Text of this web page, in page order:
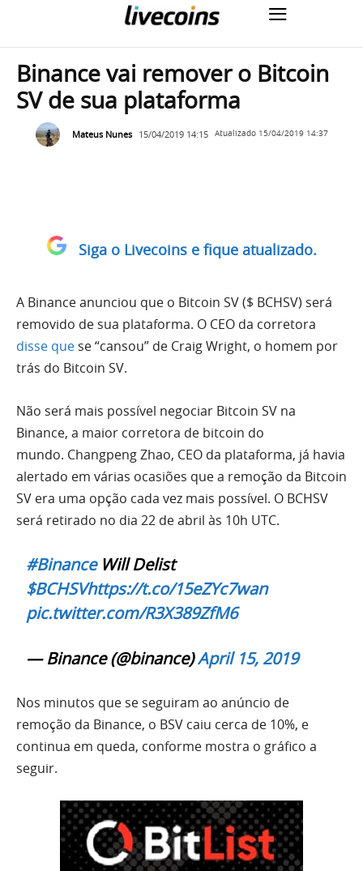
Binance vai remover o Bitcoin
SV de sua plataforma
Mateus Nunes 15/04/2019 14:15 Atualizado 15/04/2019 14:37
Siga o Livecoins e fique atualizado.
A Binance anunciou que o Bitcoin SV ($ BCHSV) será
removido de sua plataforma. O CEO da corretora
disse que se “cansou” de Craig Wright, o homem por
trás do Bitcoin SV.
Não será mais possível negociar Bitcoin SV na
Binance, a maior corretora de bitcoin do
mundo. Changpeng Zhao, CEO da plataforma, já havia
alertado em várias ocasiões que a remoção da Bitcoin
SV era uma opção cada vez mais possível. O BCHSV
será retirado no dia 22 de abril às 10h UTC.
#BinanceWill Delist
$BCHSVhttps://t.co/15eZYc7wan
pic.twitter.com/R3X389ZfM6
— Binance (@binance)April 15, 2019
Nos minutos que se seguiram ao anúncio de
remoção da Binance, o BSV caiu cerca de 10%, e
continua em queda, conforme mostra o gráfico a
seguir.